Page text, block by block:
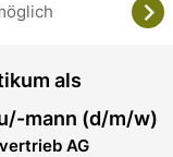
als
mann (d/m/w)
AG